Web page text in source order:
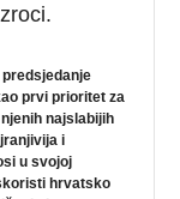
prvi prioritet za
najslabijih
i
u svojoj
hrvatsko